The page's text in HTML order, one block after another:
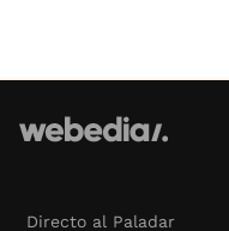
Directo al Paladar